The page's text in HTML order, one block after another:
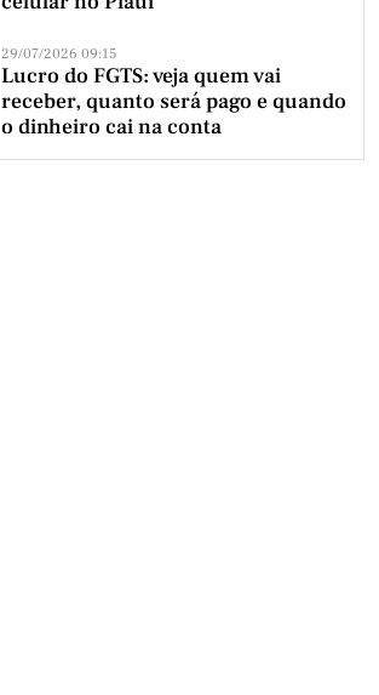
29/07/2026 09:15
Lucro do FGTS: veja quem vai
receber, quanto será pago e quando
o dinheiro cai na conta